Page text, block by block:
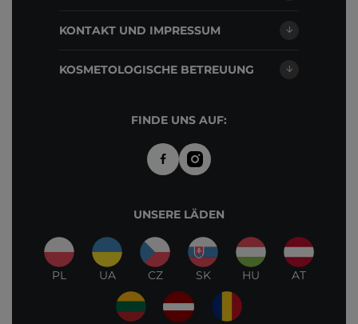
KONTAKT UND IMPRESSUM
KOSMETOLOGISCHE BETREUUNG
FINDE UNS AUF:
UNSERE LÄDEN
PL UA CZ SK HU AT